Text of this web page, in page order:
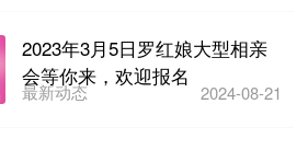
2023年3月5日罗红娘大型相亲
会等你来，欢迎报名
最新动态 2024-08-21